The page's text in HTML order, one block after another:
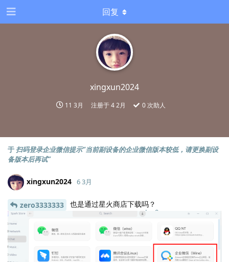
xingxun2024
11 3月 注册于4 2月 0次助人
回复
于 扫码登录企业微信提示“当前副设备的企业微信版本较低，请更换副设
备版本后再试”
xingxun2024
Lv. 0
6 3月
zero3333333 也是通过星火商店下载吗？